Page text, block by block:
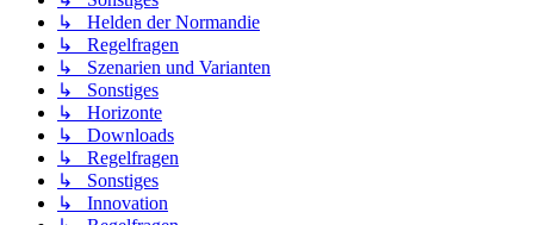
↳ Helden der Normandie
↳ Regelfragen
↳ Szenarien und Varianten
↳ Sonstiges
↳ Horizonte
↳ Downloads
↳ Regelfragen
↳ Sonstiges
↳ Innovation